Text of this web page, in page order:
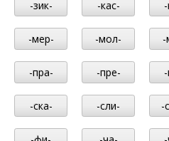
-зик- -кас-
-мер- -мол- -
-пра- -пре-
-ска- -сли- -